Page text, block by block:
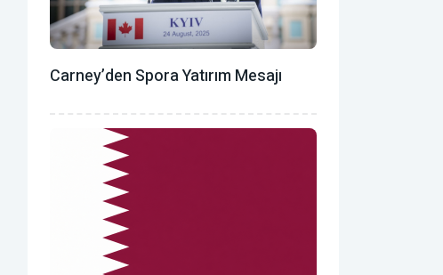
Carney’den Spora Yatırım Mesajı